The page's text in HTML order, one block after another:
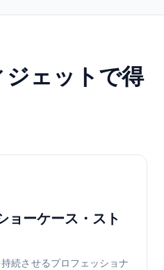
ェットで得
ョーケース・スト
続させるプロフェッショナ